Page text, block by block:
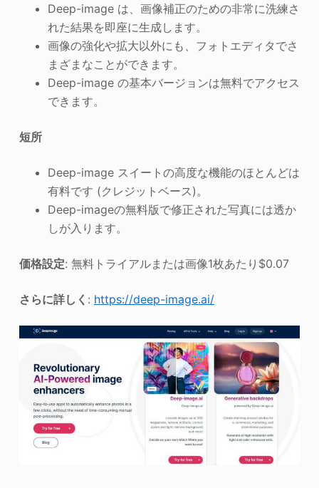
Deep-image は、画像補正のための非常に洗練さ
れた結果を即座に生成します。
画像の強化や拡大以外にも、フォトエディタでさ
まざまなことができます。
Deep-image の基本バージョンは無料でアクセス
できます。
短所
Deep-image スイートの高度な機能のほとんどは
有料です (クレジットベース)。
Deep-imageの無料版で修正された写真には透か
しが入ります。
価格設定: 無料トライアルまたは画像1枚あたり$0.07
さらに詳しく : https://deep-image.ai/